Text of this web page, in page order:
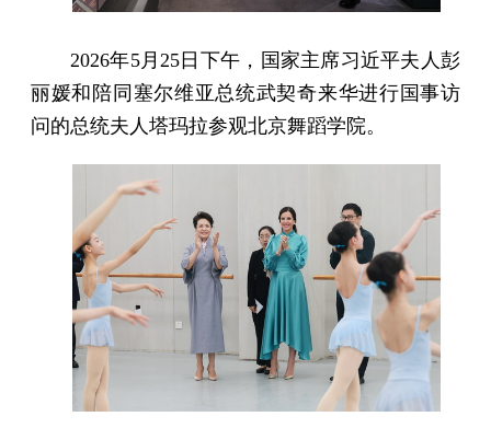
2026年5月25日下午，国家主席习近平夫人彭
丽媛和陪同塞尔维亚总统武契奇来华进行国事访
问的总统夫人塔玛拉参观北京舞蹈学院。